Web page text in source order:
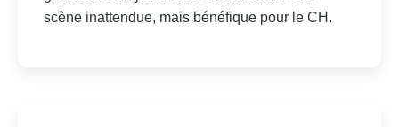
scène inattendue, mais bénéfique pour le CH.